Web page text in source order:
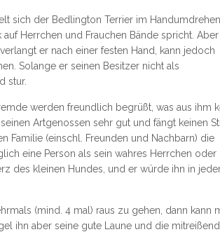
sich der Bedlington Terrier im
Herrchen und Frauchen Bände spricht. Aber
er nach einer festen Hand, kann jedoch
Solange er seinen Besitzer nicht als
stur.
werden freundlich begrüßt, was aus ihm
Artgenossen sehr gut und fängt keinen
Familie (einschl. Freunden und Nachbarn) die
eine Person als sein wahres Herrchen oder
des kleinen Hundes, und er würde ihn in
(mind. 4 mal) raus zu gehen, dann kann
ihn aber seine gute Laune und die